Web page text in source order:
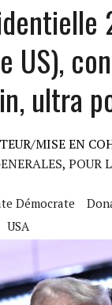
US),
ultra
MISE EN
, POUR
Démocrate
USA